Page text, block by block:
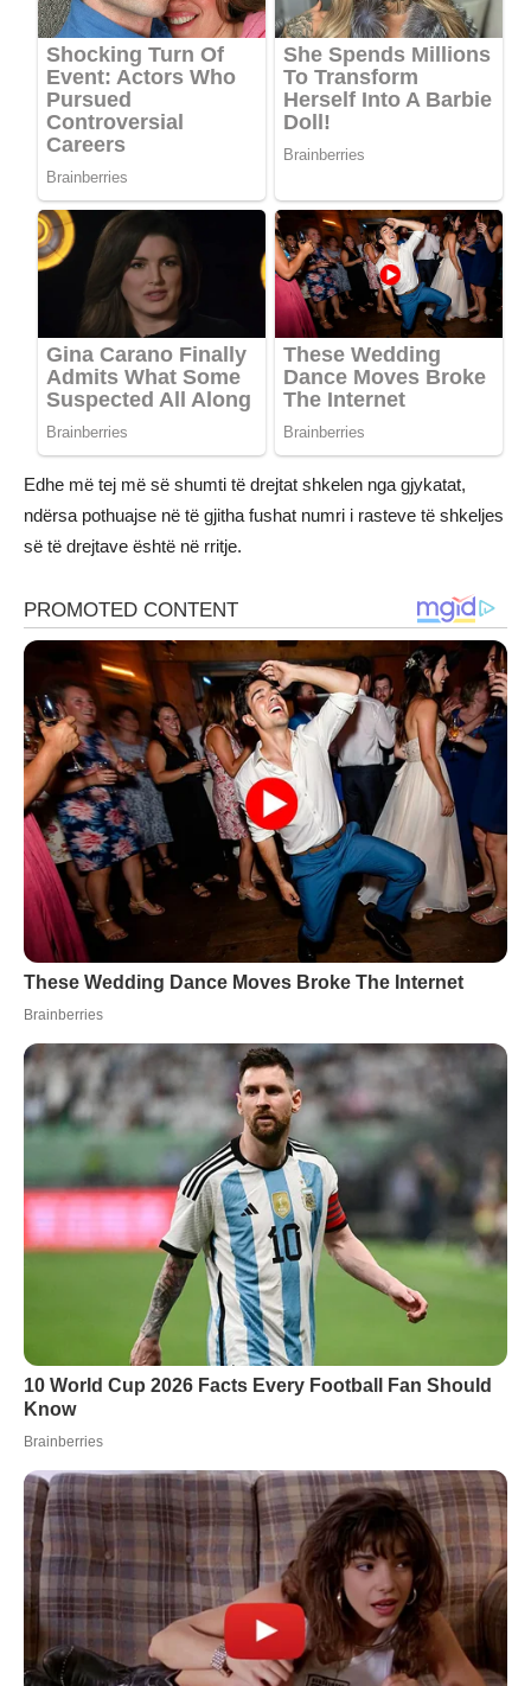
Edhe më tej më së shumti të drejtat shkelen nga gjykatat,
ndërsa pothuajse në të gjitha fushat numri i rasteve të shkeljes
së të drejtave është në rritje.